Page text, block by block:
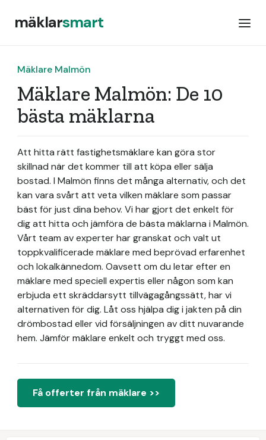
mäklarsmart
Mäklare Malmön
Mäklare Malmön: De 10
bästa mäklarna
Att hitta rätt fastighetsmäklare kan göra stor
skillnad när det kommer till att köpa eller sälja
bostad. I Malmön finns det många alternativ, och det
kan vara svårt att veta vilken mäklare som passar
bäst för just dina behov. Vi har gjort det enkelt för
dig att hitta och jämföra de bästa mäklarna i Malmön.
Vårt team av experter har granskat och valt ut
toppkvalificerade mäklare med beprövad erfarenhet
och lokalkännedom. Oavsett om du letar efter en
mäklare med speciell expertis eller någon som kan
erbjuda ett skräddarsytt tillvägagångssätt, har vi
alternativen för dig. Låt oss hjälpa dig i jakten på din
drömbostad eller vid försäljningen av ditt nuvarande
hem. Jämför mäklare enkelt och tryggt med oss.
Få offerter från mäklare >>